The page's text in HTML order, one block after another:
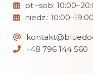
pt.–sob:
niedz.: 10:00–19:00
+48 796 144 560